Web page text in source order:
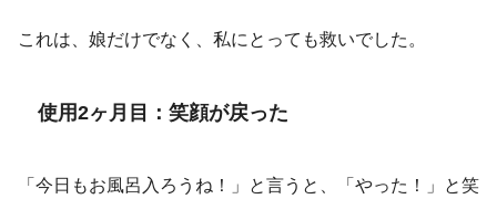
これは、娘だけでなく、私にとっても救いでした。
使用2ヶ月目：笑顔が戻った
「今日もお風呂入ろうね！」と言うと、「やった！」と笑